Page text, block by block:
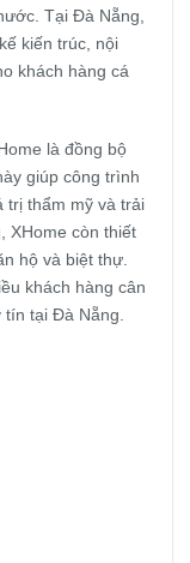
Tại Đà Nẵng,
kiến trúc, nội
khách hàng cá
là đồng bộ
giúp công trình
trị thẩm mỹ và trải
XHome còn thiết
hộ và biệt thự.
khách hàng cân
tại Đà Nẵng.